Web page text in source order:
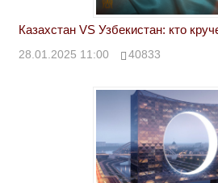
Казахстан VS Узбекистан: кто
28.01.2025 11:00 40833